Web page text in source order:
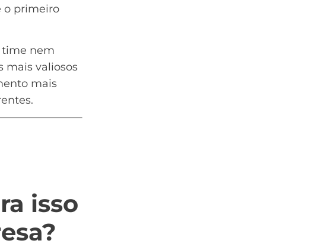
o primeiro
time nem
mais valiosos
mais
isso